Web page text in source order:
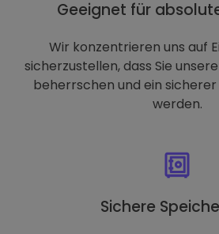
Geeignet für
Wir konzentrieren uns auf
sicherzustellen, dass Sie
beherrschen und ein
werden.
Sichere